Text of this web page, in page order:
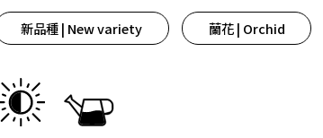
新品種 | New variety 蘭花 | Orchid